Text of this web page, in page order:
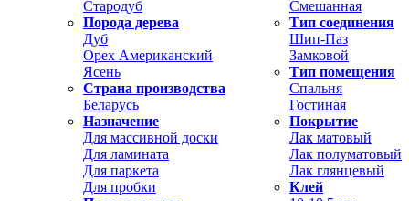
Стародуб
Порода дерева
Дуб
Орех Американский
Ясень
Страна производства
Беларусь
Смешанная
Тип соединения
Шип-Паз
Замковой
Тип помещения
Спальня
Гостиная
Назначение
Для массивной доски
Для ламината
Для паркета
Для пробки
Покрытие
Лак матовый
Лак полуматовый
Лак глянцевый
Клей